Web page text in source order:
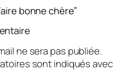
bonne chère”
ne sera pas publiée.
sont indiqués avec